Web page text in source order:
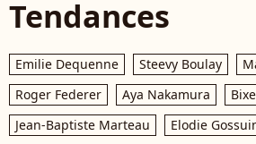
Tendances
Emilie Dequenne Steevy Boulay
Roger Federer
Aya Nakamura
Jean-Baptiste Marteau
Elodie